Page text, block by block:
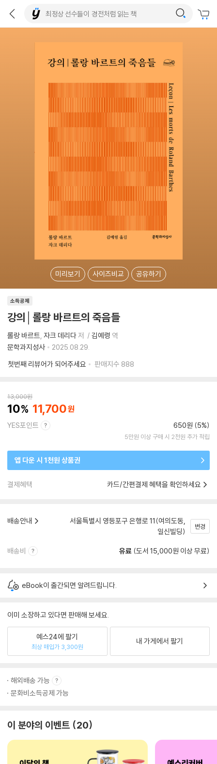
미리보기 사이즈비교 공유하기
소득공제
강의│롤랑 바르트의 죽음들
롤랑 바르트 자크 데리다저 김예령 역
문학과지성사
2025.08.29.
첫번째 리뷰어가 되어주세요
판매지수 888
13,000원
10 11,700
YES포인트 650원 (5%)
5만원 이상 구매 시 2천원 추가 적립
앱 다운 시 1천원 상품권
결제혜택 카드/간편결제 혜택을 확인하세요
배송안내
서울특별시 영등포구 은행로 11(여의도동,
일신빌딩)
변경
배송비 유료 (도서 15,000원 이상 무료)
eBook이 출간되면 알려드립니다.
이미 소장하고 있다면 판매해 보세요.
예스24에 팔기
최상 매입가 3,300원
내 가게에서 팔기
해외배송 가능
문화비소득공제 가능
이 분야의 이벤트 20